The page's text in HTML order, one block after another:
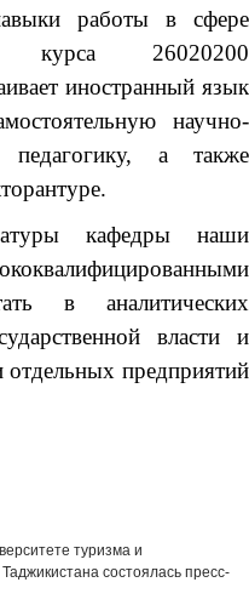
работы в сфере
курса 26020200
иностранный язык
научно-
педагогику, а также
кафедры наши
в аналитических
власти и
отдельных предприятий
туризма и
состоялась пресс-